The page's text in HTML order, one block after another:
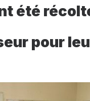
été
pour